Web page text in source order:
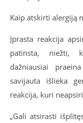
Kaip atskirti alergiją
Įprasta reakcija
patinsta, niežti,
dažniausiai
savijauta išlieka
reakcija, kuri
„Gali atsirasti